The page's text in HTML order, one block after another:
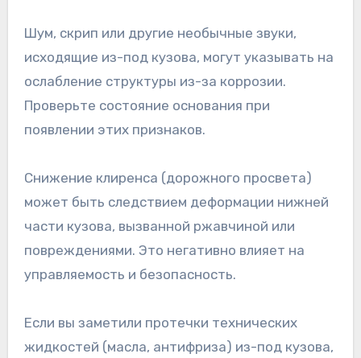
Шум, скрип или другие необычные звуки,
исходящие из-под кузова, могут указывать на
ослабление структуры из-за коррозии.
Проверьте состояние основания при
появлении этих признаков.
Снижение клиренса (дорожного просвета)
может быть следствием деформации нижней
части кузова, вызванной ржавчиной или
повреждениями. Это негативно влияет на
управляемость и безопасность.
Если вы заметили протечки технических
жидкостей (масла, антифриза) из-под кузова,